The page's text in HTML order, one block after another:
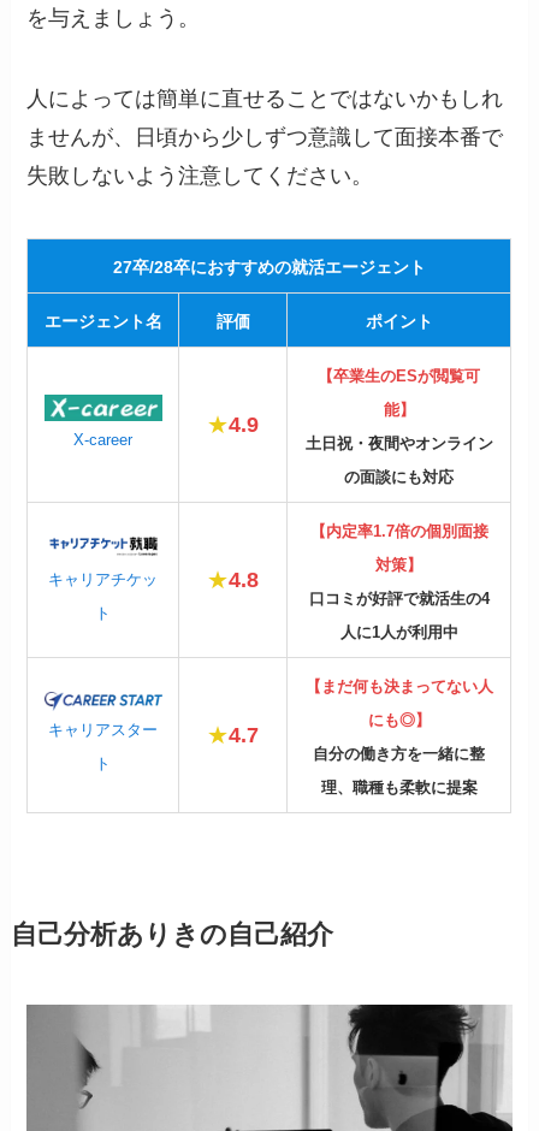
を与えましょう。
人によっては簡単に直せることではないかもしれ
ませんが、日頃から少しずつ意識して面接本番で
失敗しないよう注意してください。
27卒/28卒におすすめの就活エージェント
エージェント名 評価 ポイント
X-career
★4.9
【卒業生のESが閲覧可
能】
土日祝・夜間やオンライン
の面談にも対応
キャリアチケッ
ト
★4.8
【内定率1.7倍の個別面接
対策】
口コミが好評で就活生の4
人に1人が利用中
キャリアスター
ト
★4.7
【まだ何も決まってない人
にも◎】
自分の働き方を一緒に整
理、職種も柔軟に提案
自己分析ありきの自己紹介